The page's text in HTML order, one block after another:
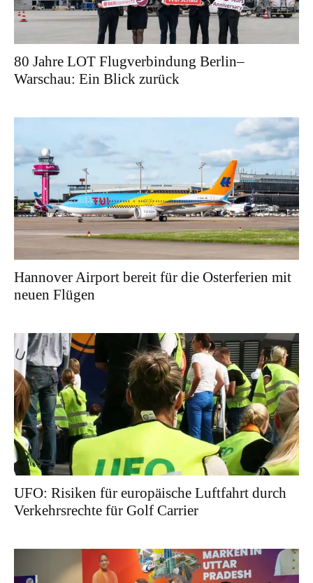
80 Jahre LOT Flugverbindung Berlin–
Warschau: Ein Blick zurück
Hannover Airport bereit für die Osterferien mit
neuen Flügen
UFO: Risiken für europäische Luftfahrt durch
Verkehrsrechte für Golf Carrier